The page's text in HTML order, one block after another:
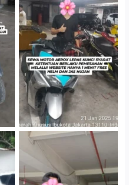
Cityplaza Jatinegara
Gedung Parkir P6A